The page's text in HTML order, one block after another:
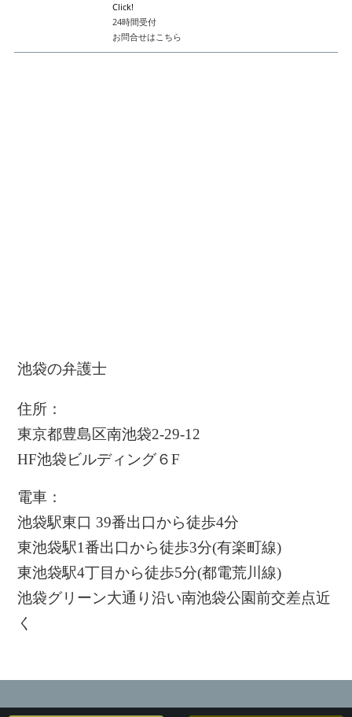
Click!
24時間受付
お問合せはこちら
池袋の弁護士
住所：
東京都豊島区南池袋2-29-12
HF池袋ビルディング６F
電車：
池袋駅東口 39番出口から徒歩4分
東池袋駅1番出口から徒歩3分(有楽町線)
東池袋駅4丁目から徒歩5分(都電荒川線)
池袋グリーン大通り沿い南池袋公園前交差点近
く